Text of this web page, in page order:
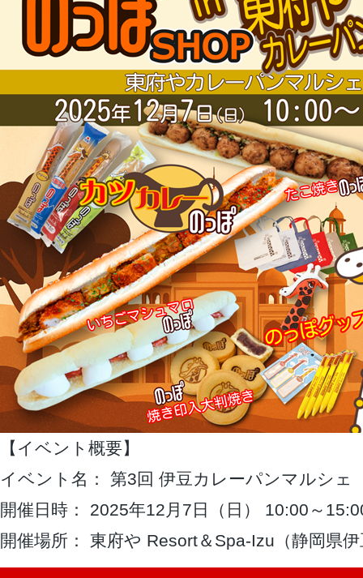
【イベント概要】
イベント名： 第3回 伊豆カレーパンマルシェ
開催日時： 2025年12月7日（日） 10:00～
開催場所： 東府や Resort＆Spa-Izu（静岡県